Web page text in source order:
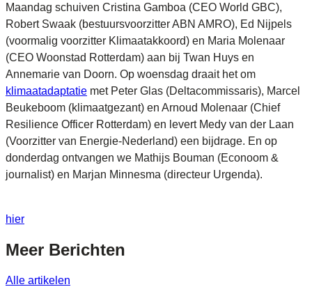
Maandag schuiven Cristina Gamboa (CEO World GBC),
Robert Swaak (bestuursvoorzitter ABN AMRO), Ed Nijpels
(voormalig voorzitter Klimaatakkoord) en Maria Molenaar
(CEO Woonstad Rotterdam) aan bij Twan Huys en
Annemarie van Doorn. Op woensdag draait het om
klimaatadaptatie met Peter Glas (Deltacommissaris), Marcel
Beukeboom (klimaatgezant) en Arnoud Molenaar (Chief
Resilience Officer Rotterdam) en levert Medy van der Laan
(Voorzitter van Energie-Nederland) een bijdrage. En op
donderdag ontvangen we Mathijs Bouman (Econoom &
journalist) en Marjan Minnesma (directeur Urgenda).
hier
Meer Berichten
Alle artikelen